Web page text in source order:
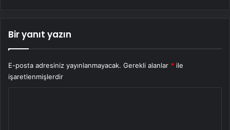
Bir yanıt yazın
E-posta adresiniz yayınlanmayacak. Gerekli alanlar * ile
işaretlenmişlerdir